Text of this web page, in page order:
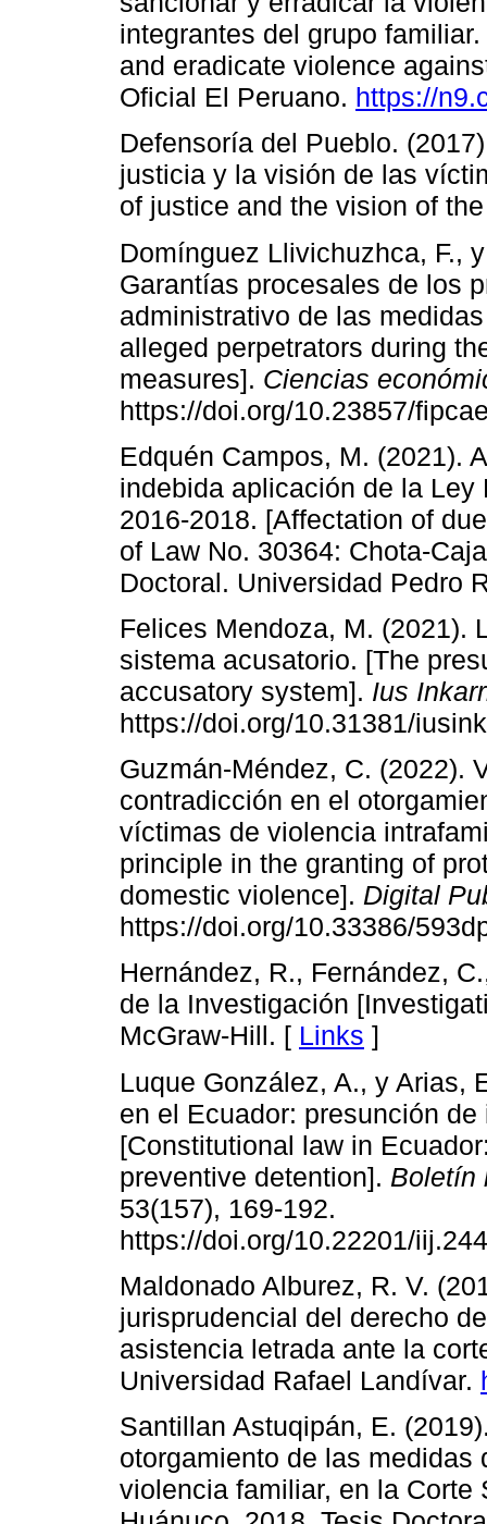
integrantes del grupo
and eradicate violence
Oficial El Peruano. https://
Defensoría del Pueblo.
justicia y la visión de las
of justice and the vision of
Domínguez Llivichuzhca, F.,
Garantías procesales de los
administrativo de las
alleged perpetrators during
measures]. Ciencias
https://doi.org/10.23857/
Edquén Campos, M. (2021).
indebida aplicación de la
2016-2018. [Affectation of
of Law No. 30364: Chota-
Doctoral. Universidad Pedro
Felices Mendoza, M. (2021).
sistema acusatorio. [The
accusatory system]. Ius
https://doi.org/10.31381/
Guzmán-Méndez, C. (2022).
contradicción en el
víctimas de violencia
principle in the granting of
domestic violence]. Digital
https://doi.org/10.33386/
Hernández, R., Fernández,
de la Investigación
McGraw-Hill. [ Links ]
Luque González, A., y Arias,
en el Ecuador: presunción
[Constitutional law in
preventive detention]. Boletín
53(157), 169-192.
https://doi.org/10.22201/
Maldonado Alburez, R. V.
jurisprudencial del derecho
asistencia letrada ante la
Universidad Rafael Landívar.
Santillan Astuqipán, E.
otorgamiento de las
violencia familiar, en la